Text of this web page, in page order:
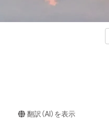
翻訳（AI）を表示